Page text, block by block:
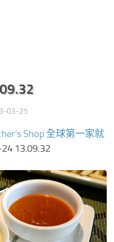
03-25
Shop 全球第一家就
13.09.32